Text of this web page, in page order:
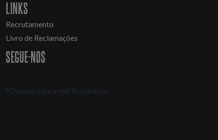
LINKS
Recrutamento
Livro de Reclamações
SEGUE-NOS
*Chamada para a rede fixa nacional